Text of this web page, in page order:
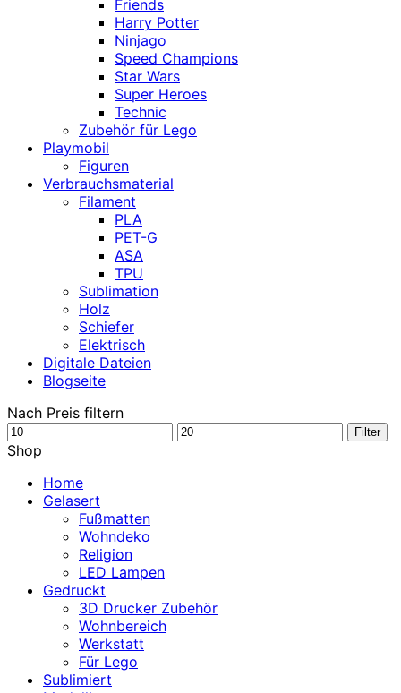
Friends
Harry Potter
Ninjago
Speed Champions
Star Wars
Super Heroes
Technic
Zubehör für Lego
Playmobil
Figuren
Verbrauchsmaterial
Filament
PLA
PET-G
ASA
TPU
Sublimation
Holz
Schiefer
Elektrisch
Digitale Dateien
Blogseite
Nach Preis filtern
Min.
Preis
Max.
Filter
Shop
Home
Gelasert
Fußmatten
Wohndeko
Religion
LED Lampen
Gedruckt
3D Drucker Zubehör
Wohnbereich
Werkstatt
Für Lego
Sublimiert